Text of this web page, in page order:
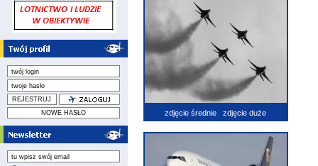
zdjęcie średnie zdjęcie duże